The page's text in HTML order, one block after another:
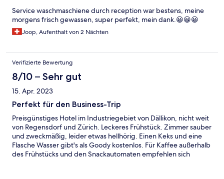
Service waschmaschiene durch reception war bestens, meine
morgens frisch gewassen, super perfekt, mein dank.😀😀😀
Joop, Aufenthalt von 2 Nächten
Verifizierte Bewertung
8/10 – Sehr gut
15. Apr. 2023
Perfekt für den Business-Trip
Preisgünstiges Hotel im Industriegebiet von Dällikon, nicht weit
von Regensdorf und Zürich. Leckeres Frühstück. Zimmer sauber
und zweckmäßig, leider etwas hellhörig. Einen Keks und eine
Flasche Wasser gibt's als Goody kostenlos. Für Kaffee außerhalb
des Frühstücks und den Snackautomaten empfehlen sich